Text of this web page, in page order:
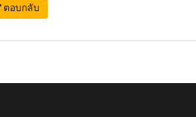
ตอบกลับ